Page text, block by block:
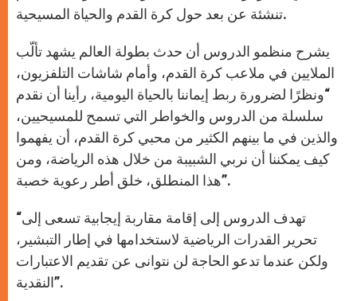
تنشئة عن بعد حول كرة القدم والحياة المسيحية.
يشرح منظمو الدروس أن حدث بطولة العالم يشهد تألّب
الملايين في ملاعب كرة القدم، وأمام شاشات التلفزيون،
“ونظرًا لضرورة ربط إيماننا بالحياة اليومية، رأينا أن نقدم
سلسلة من الدروس والخواطر التي تسمح للمسيحيين،
والذين في ما بينهم الكثير من محبي كرة القدم، أن يفهموا
كيف يمكننا أن نربي الشبيبة من خلال هذه الرياضة، ومن
هذا المنطلق، خلق أطر رعوية خصبة”.
“تهدف الدروس إلى إقامة مقاربة إيجابية تسعى إلى
تحرير القدرات الرياضية لاستخدامها في إطار التبشير،
ولكن عندما تدعو الحاجة لن نتوانى عن تقديم الاعتبارات
النقدية”.